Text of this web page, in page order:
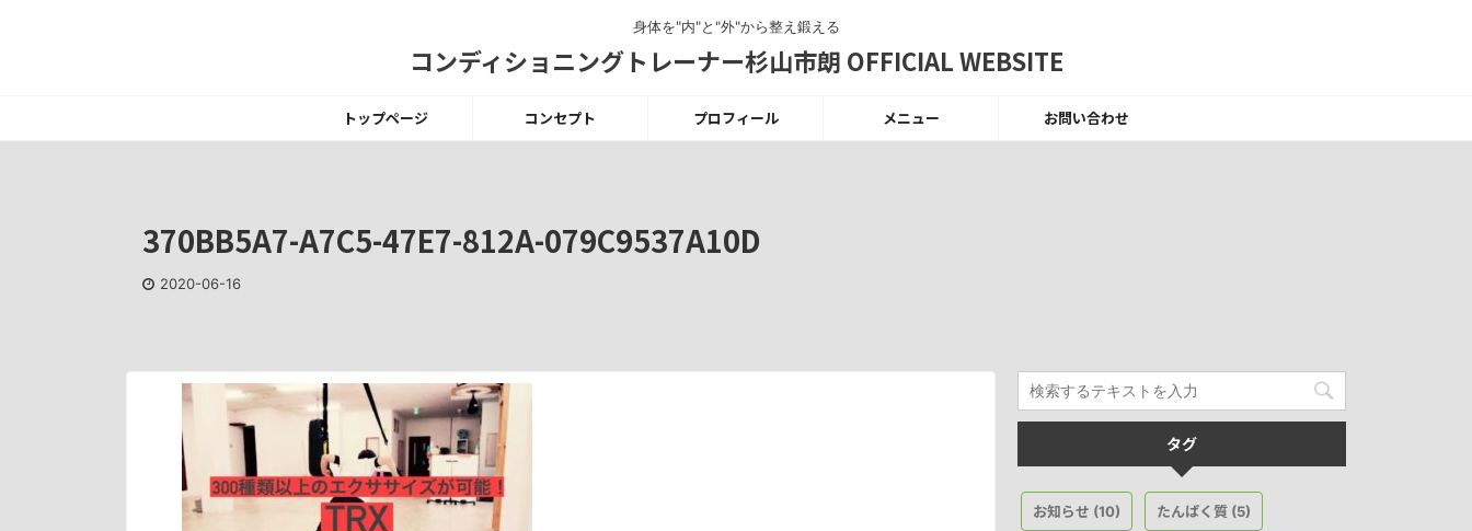
身体を"内"と"外"から整え鍛える
コンディショニングトレーナー杉山市朗 OFFICIAL WEBSITE
トップページ コンセプト プロフィール メニュー お問い合わせ
370BB5A7-A7C5-47E7-812A-079C9537A10D
2020-06-16
タグ
お知らせ (10) たんぱく質 (5)